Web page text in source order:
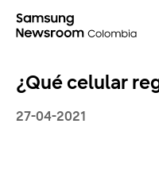
¿Qué celular
27-04-2021